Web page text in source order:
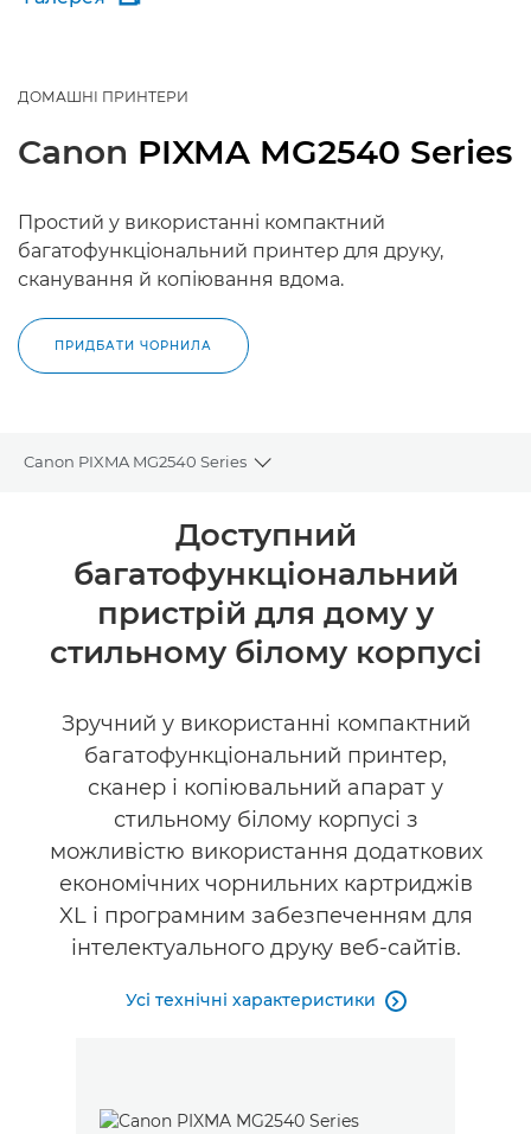
ДОМАШНІ ПРИНТЕРИ
Canon PIXMA MG2540 Series
Простий у використанні компактний
багатофункціональний принтер для друку,
сканування й копіювання вдома.
ПРИДБАТИ ЧОРНИЛА
Canon PIXMA MG2540 Series
Toggle breadcrumbs
Технічні характеристики
Доступний
багатофункціональний
пристрій для дому у
стильному білому корпусі
Зручний у використанні компактний
багатофункціональний принтер,
сканер і копіювальний апарат у
стильному білому корпусі з
можливістю використання додаткових
економічних чорнильних картриджів
XL і програмним забезпеченням для
інтелектуального друку веб-сайтів.
Усі технічні характеристики 